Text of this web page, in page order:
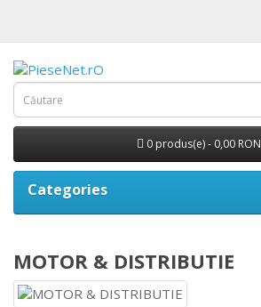
0 produs(e) - 0,00 RON
Categories
MOTOR & DISTRIBUTIE